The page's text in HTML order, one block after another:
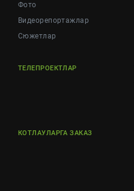
Фото
Видеорепортажлар
Cюжетлар
ТЕЛЕПРОЕКТЛАР
КОТЛАУЛАРГА ЗАКАЗ